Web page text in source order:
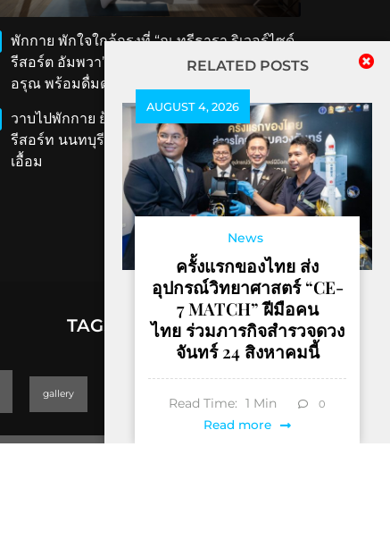
RELATED POSTS
AUGUST 4, 2026
News
ครั้งแรกของไทย ส่ง
อุปกรณ์วิทยาศาสตร์ “CE-
7 MATCH” ฝีมือคน
ไทย ร่วมภารกิจสำรวจดวง
จันทร์ 24 สิงหาคมนี้
Read Time: 1 Min 0
Read more
พักกาย พักใจใกล้กรุงที่ “ณ ทรีธารา ริเวอร์ไซด์
รีสอร์ต อัมพวา” สัมผัสวิถีริมน้ำ ตักบาตรรับ
อรุณ พร้อมดื่มด่ำเสน่ห์สมุทรสงคราม
วาบไปพักกาย ย้อนเวลาไปพักใจที่ ‘ทับขวัญ
รีสอร์ท นนทบุรี’ เสน่ห์เรือนไทยโบราณใกล้แค่
เอื้อม
TAGS
gallery lifestyle